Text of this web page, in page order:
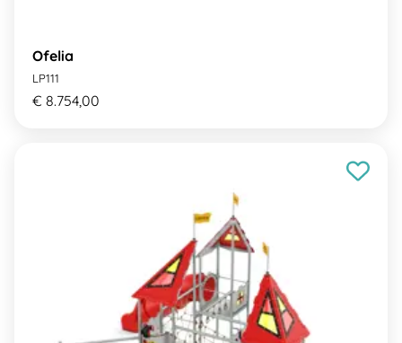
Ofelia
LP111
€ 8.754,00